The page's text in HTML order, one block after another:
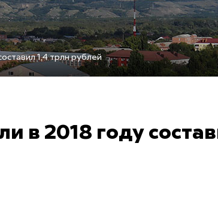
1,4 трлн рублей
в 2018 году